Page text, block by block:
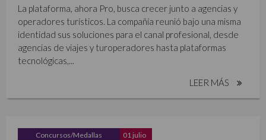
La plataforma, ahora Pro, busca crecer junto a agencias y
operadores turísticos. La compañía reunió bajo una misma
identidad sus soluciones para el canal profesional, desde
agencias de viajes y turoperadores hasta plataformas
tecnológicas,...
LEER MÁS
Concursos/Medallas 01 julio